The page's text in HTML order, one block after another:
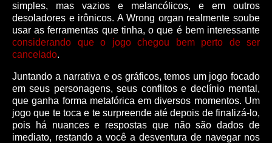
simples, mas vazios e melancólicos, e em outros
desoladores e irônicos. A Wrong organ realmente soube
usar as ferramentas que tinha, o que é bem interessante
considerando que o jogo chegou bem perto de ser
cancelado.
Juntando a narrativa e os gráficos, temos um jogo focado
em seus personagens, seus conflitos e declínio mental,
que ganha forma metafórica em diversos momentos. Um
jogo que te toca e te surpreende até depois de finalizá-lo,
pois há nuances e respostas que não são dados de
imediato, restando a você a desventura de navegar nos